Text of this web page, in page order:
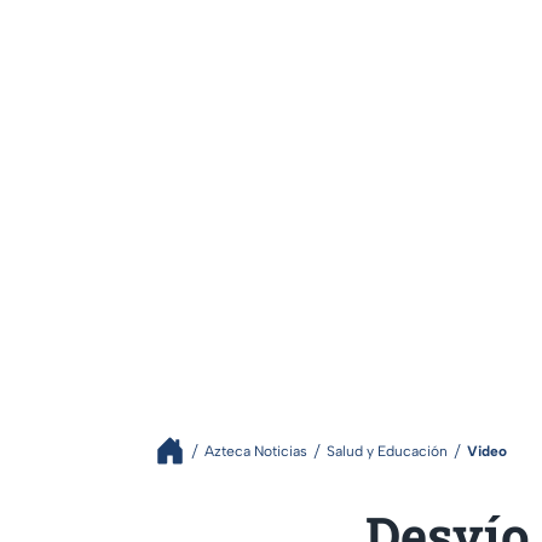
Azteca Noticias Salud y Educación Video